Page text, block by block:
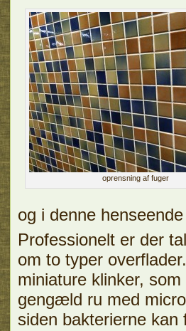
oprensning af fuger
og i denne
Professionelt er der
om to typer
miniature klinker,
gengæld ru med
siden bakterierne